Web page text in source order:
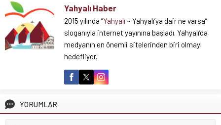
Yahyalı Haber
2015 yılında ”Yahyalı ~ Yahyalı’ya dair ne varsa”
sloganıyla internet yayınına başladı. Yahyalı’da
medyanın en önemli sitelerinden biri olmayı
hedefliyor.
YORUMLAR